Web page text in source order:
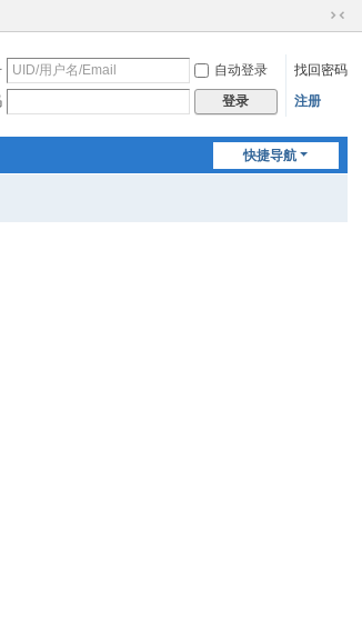
切
到
自动登录
找回密码
登录 注册
快捷导航